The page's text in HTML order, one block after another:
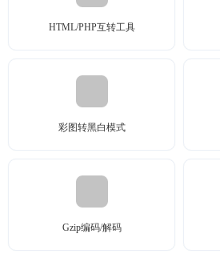
HTML/PHP互转工具
彩图转黑白模式
Gzip编码/解码